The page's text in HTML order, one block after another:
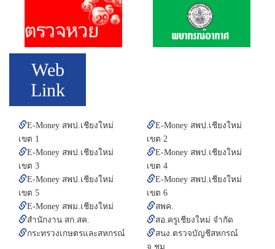
Web
Link
E-Money สพป.เชียงใหม่
เขต 1
E-Money สพป.เชียงใหม่
เขต 2
E-Money สพป.เชียงใหม่
เขต 3
E-Money สพป.เชียงใหม่
เขต 4
E-Money สพป.เชียงใหม่
เขต 5
E-Money สพป.เชียงใหม่
เขต 6
E-Money สพม.เชียงใหม่
สพค.
สำนักงาน สก.สค.
สอ.ครูเชียงใหม่ จำกัด
กระทรวงเกษตรและสหกรณ์
สนง.ตรวจบัญชีสหกรณ์
จ.ชม.